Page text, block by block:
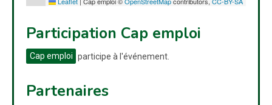
Participation Cap emploi
Cap emploi participe à l'événement.
Partenaires